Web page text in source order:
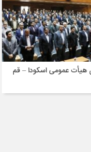
عمومی اسکودا – قم